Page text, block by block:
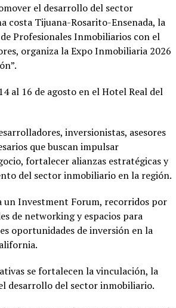
el desarrollo del sector
costa Tijuana-Rosarito-Ensenada, la
Profesionales Inmobiliarios con el
organiza la Expo Inmobiliaria 2026
al 16 de agosto en el HotelReal del
inversionistas, asesores
que buscan impulsar
fortalecer alianzas estratégicas y
del sector inmobiliario en la región.
un Investment Forum, recorridos por
de networking y espacios para
oportunidades de inversión en la
se fortalecen la vinculación, la
desarrollo del sector inmobiliario.